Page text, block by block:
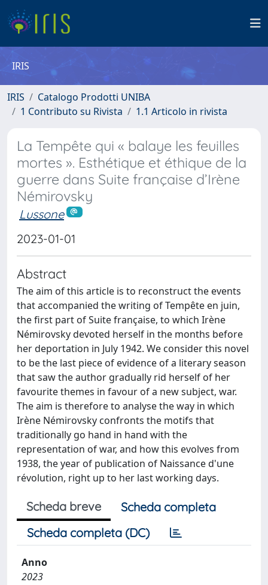
IRIS
IRIS
Catalogo Prodotti UNIBA
1 Contributo su Rivista
1.1 Articolo in rivista
La Tempête qui « balaye les feuilles
mortes ». Esthétique et éthique de la
guerre dans Suite française d’Irène
Némirovsky
Lussone
2023-01-01
Abstract
The aim of this article is to reconstruct the events
that accompanied the writing of Tempête en juin,
the first part of Suite française, to which Irène
Némirovsky devoted herself in the months before
her deportation in July 1942. We consider this novel
to be the last piece of evidence of a literary season
that saw the author gradually rid herself of her
favourite themes in favour of a new subject, war.
The aim is therefore to analyse the way in which
Irène Némirovsky confronts the motifs that
traditionally go hand in hand with the
representation of war, and how this evolves from
1938, the year of publication of Naissance d'une
révolution, right up to her last working days.
Scheda breve
Scheda completa
Scheda completa (DC)
Anno
2023